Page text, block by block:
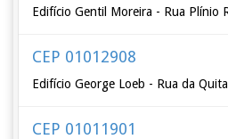
Edifício Gentil Moreira - Rua Plínio
CEP 01012908
Edifício George Loeb - Rua da
CEP 01011901